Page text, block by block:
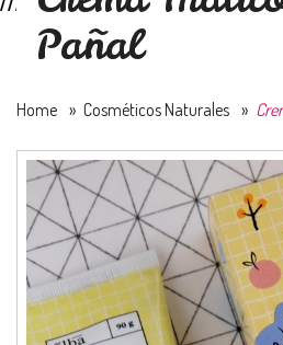
Pañal
Home » Cosméticos Naturales »